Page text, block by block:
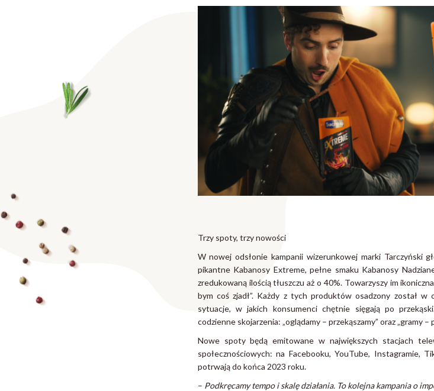
Trzy spoty, trzy nowości
W nowej odsłonie kampanii wizerunkowej marki Tarczyński
pikantne Kabanosy Extreme, pełne smaku Kabanosy
zredukowaną ilością tłuszczu aż o 40%. Towarzyszy im
bym coś zjadł”. Każdy z tych produktów osadzony został
sytuacje, w jakich konsumenci chętnie sięgają po
codzienne skojarzenia: „oglądamy – przekąszamy” oraz „gramy –
Nowe spoty będą emitowane w największych stacjach
społecznościowych: na Facebooku, YouTube, Instagramie,
potrwają do końca 2023 roku.
– Podkręcamy tempo i skalę działania. To kolejna kampania o